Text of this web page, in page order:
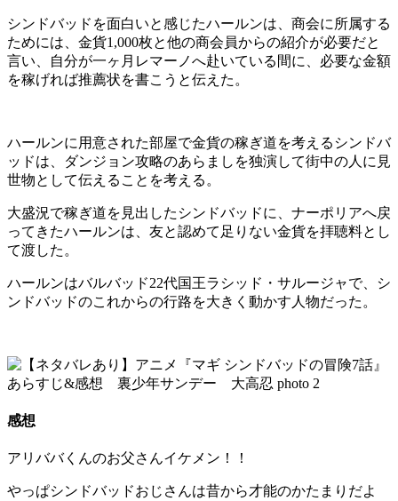
シンドバッドを面白いと感じたハールンは、商会に所属する
ためには、金貨1,000枚と他の商会員からの紹介が必要だと
言い、自分が一ヶ月レマーノへ赴いている間に、必要な金額
を稼げれば推薦状を書こうと伝えた。
ハールンに用意された部屋で金貨の稼ぎ道を考えるシンドバ
ッドは、ダンジョン攻略のあらましを独演して街中の人に見
世物として伝えることを考える。
大盛況で稼ぎ道を見出したシンドバッドに、ナーポリアへ戻
ってきたハールンは、友と認めて足りない金貨を拝聴料とし
て渡した。
ハールンはバルバッド22代国王ラシッド・サルージャで、シ
ンドバッドのこれからの行路を大きく動かす人物だった。
感想
アリババくんのお父さんイケメン！！
やっぱシンドバッドおじさんは昔から才能のかたまりだよ